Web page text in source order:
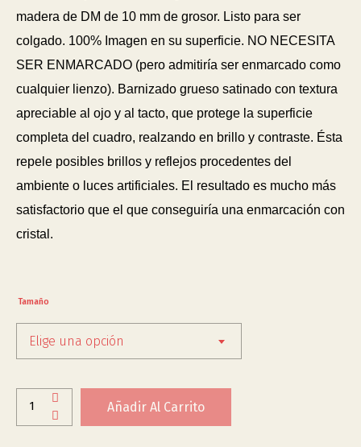
madera de DM de 10 mm de grosor. Listo para ser
colgado. 100% Imagen en su superficie. NO NECESITA
SER ENMARCADO (pero admitiría ser enmarcado como
cualquier lienzo). Barnizado grueso satinado con textura
apreciable al ojo y al tacto, que protege la superficie
completa del cuadro, realzando en brillo y contraste. Ésta
repele posibles brillos y reflejos procedentes del
ambiente o luces artificiales. El resultado es mucho más
satisfactorio que el que conseguiría una enmarcación con
cristal.
Tamaño
Elige una opción
Añadir Al Carrito